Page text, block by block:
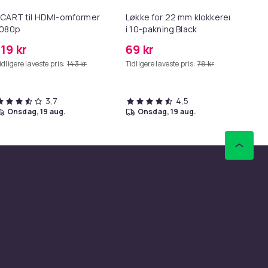
til HDMI-omformer
kr
laveste pris: 143 kr
3,7
onsdag, 19 aug.
Løkke for 22 mm klokkerem
i 10-pakning Black
69 kr
Tidligere laveste pris: 78 kr
4,5
onsdag, 19 aug.